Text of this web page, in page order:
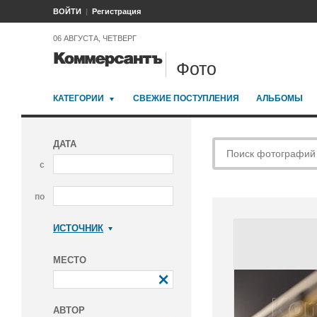
ВОЙТИ Регистрация
06 АВГУСТА, ЧЕТВЕРГ
Фото
КАТЕГОРИИ СВЕЖИЕ ПОСТУПЛЕНИЯ АЛЬБОМЫ
ДАТА
с
по
ИСТОЧНИК
МЕСТО
АВТОР